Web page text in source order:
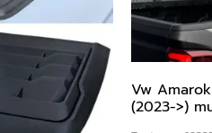
Vw
(2023->)